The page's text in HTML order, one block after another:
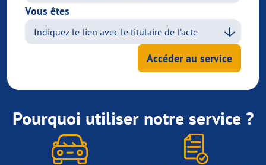
Vous êtes
Accéder au service
Pourquoi utiliser notre service ?